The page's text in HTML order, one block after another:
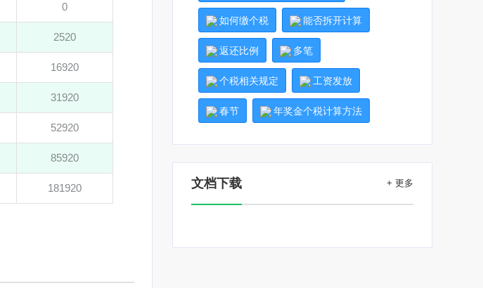
0
2520
16920
31920
52920
85920
181920
如何缴个税 能否拆开计算
返还比例 多笔
个税相关规定 工资发放
春节 年奖金个税计算方法
文档下载 + 更多